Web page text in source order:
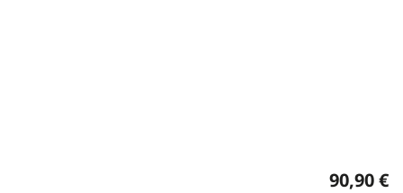
90,90 €